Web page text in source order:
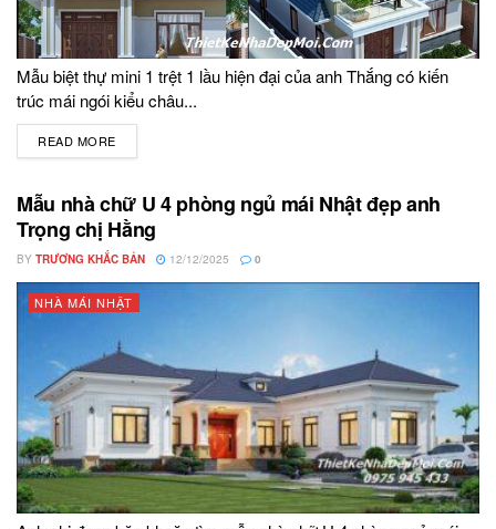
Mẫu biệt thự mini 1 trệt 1 lầu hiện đại của anh Thắng có kiến
trúc mái ngói kiểu châu...
READ MORE
Mẫu nhà chữ U 4 phòng ngủ mái Nhật đẹp anh
Trọng chị Hằng
BY TRƯƠNG KHẮC BẢN 12/12/2025 0
NHÀ MÁI NHẬT